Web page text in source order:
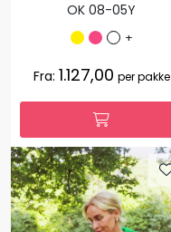
OK 08-05Y
+
Fra: 1.127,00 per pakke